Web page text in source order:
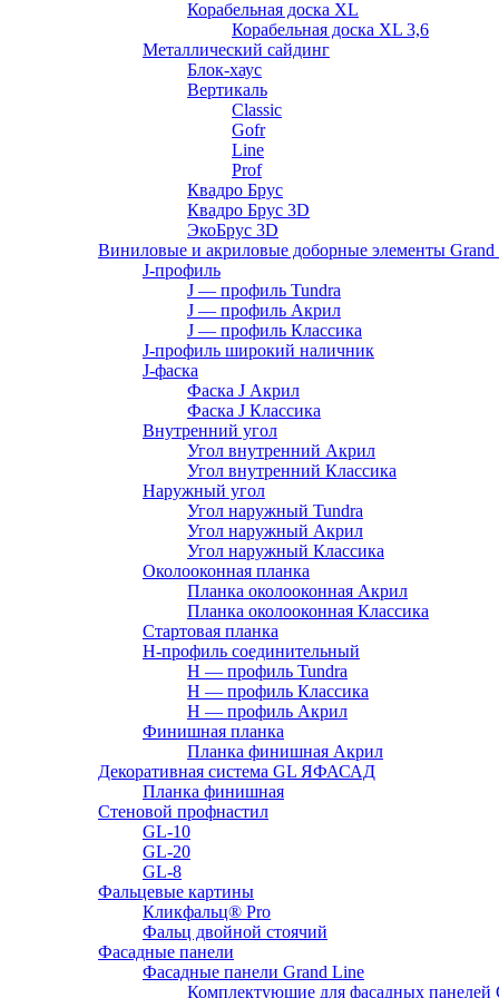
Корабельная доска XL
Корабельная доска XL 3,6
Металлический сайдинг
Блок-хаус
Вертикаль
Classic
Gofr
Line
Prof
Квадро Брус
Квадро Брус 3D
ЭкоБрус 3D
Виниловые и акриловые доборные элементы Grand
J-профиль
J — профиль Tundra
J — профиль Акрил
J — профиль Классика
J-профиль широкий наличник
J-фаска
Фаска J Акрил
Фаска J Классика
Внутренний угол
Угол внутренний Акрил
Угол внутренний Классика
Наружный угол
Угол наружный Tundra
Угол наружный Акрил
Угол наружный Классика
Околооконная планка
Планка околооконная Акрил
Планка околооконная Классика
Стартовая планка
H-профиль соединительный
Н — профиль Tundra
H — профиль Классика
Н — профиль Акрил
Финишная планка
Планка финишная Акрил
Декоративная система GL ЯФАСАД
Планка финишная
Стеновой профнастил
GL-10
GL-20
GL-8
Фальцевые картины
Кликфальц® Pro
Фальц двoйной стоячий
Фасадные панели
Фасадные панели Grand Line
Комплектующие для фасадных панелей